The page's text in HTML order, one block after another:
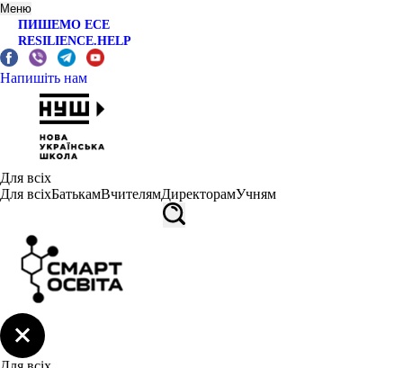
Меню
ПИШЕМО ЕСЕ
RESILIENCE.HELP
Напишіть нам
Для всіх
Для всіхБатькамВчителямДиректорамУчням